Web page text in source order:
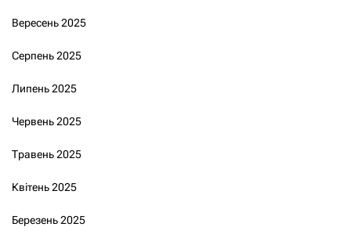
Вересень 2025
Серпень 2025
Липень 2025
Червень 2025
Травень 2025
Квітень 2025
Березень 2025